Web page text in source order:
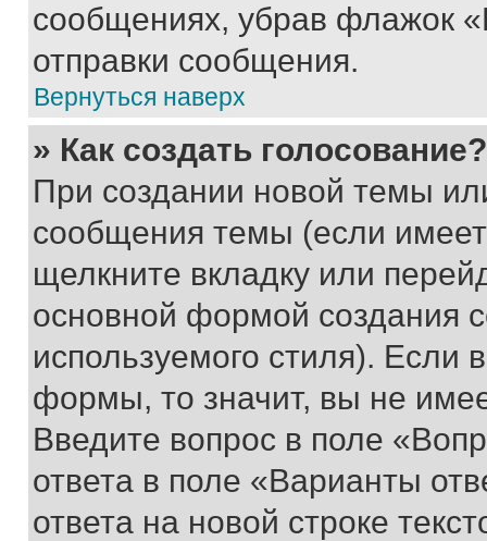
сообщениях, убрав флажок
отправки сообщения.
Вернуться наверх
» Как создать голосование?
При создании новой темы
сообщения темы (если
щелкните вкладку или
основной формой создания
используемого стиля). Если
формы, то значит, вы не
Введите вопрос в поле
ответа в поле «Варианты
ответа на новой строке